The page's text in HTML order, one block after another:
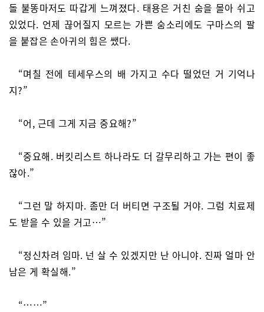
돌 불똥마저도 따갑게 느껴졌다. 태용은 거친 숨을 몰아 쉬고
있었다. 언제 끊어질지 모르는 가쁜 숨소리에도 구마스의 팔
을 붙잡은 손아귀의 힘은 쌨다.
“며칠 전에 테세우스의 배 가지고 수다 떨었던 거 기억나
지?”
“어, 근데 그게 지금 중요해?”
“중요해. 버킷리스트 하나라도 더 갈무리하고 가는 편이 좋
잖아.”
“그런 말 하지마. 좀만 더 버티면 구조될 거야. 그럼 치료제
도 받을 수 있을 거고…”
“정신차려 임마. 넌 살 수 있겠지만 난 아니야. 진짜 얼마 안
남은 게 확실해.”
“……”